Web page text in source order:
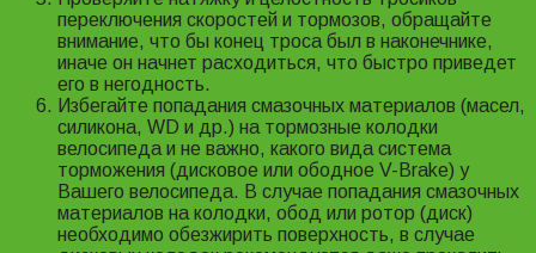
переключения скоростей и тормозов, обращайте
внимание, что бы конец троса был в наконечнике,
иначе он начнет расходиться, что быстро приведет
его в негодность.
Избегайте попадания смазочных материалов (масел,
силикона, WD и др.) на тормозные колодки
велосипеда и не важно, какого вида система
торможения (дисковое или ободное V-Brake) у
Вашего велосипеда. В случае попадания смазочных
материалов на колодки, обод или ротор (диск)
необходимо обезжирить поверхность, в случае